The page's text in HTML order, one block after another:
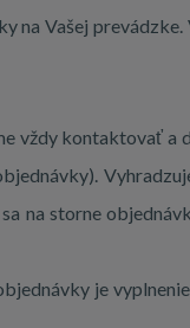
na Vašej
vždy kontaktovať a
na storne
je